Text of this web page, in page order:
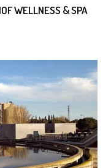
WELLNESS & SPA